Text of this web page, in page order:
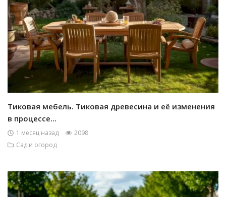
Тиковая мебель. Тиковая древесина и её изменения
в процессе...
1 месяц назад
2098
Сад и огород